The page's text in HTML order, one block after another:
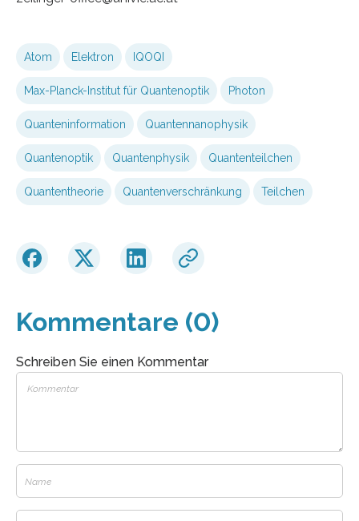
Atom Elektron IQOQI
Max-Planck-Institut für Quantenoptik Photon
Quanteninformation Quantennanophysik
Quantenoptik Quantenphysik Quantenteilchen
Quantentheorie Quantenverschränkung Teilchen
Kommentare (0)
Schreiben Sie einen Kommentar